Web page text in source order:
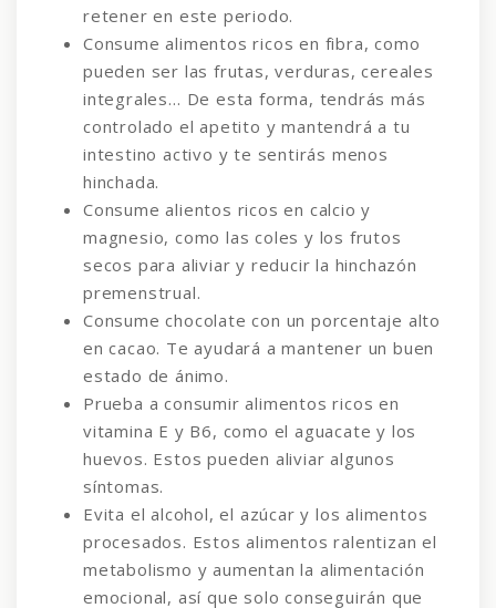
retener en este periodo.
Consume alimentos ricos en fibra, como
pueden ser las frutas, verduras, cereales
integrales… De esta forma, tendrás más
controlado el apetito y mantendrá a tu
intestino activo y te sentirás menos
hinchada.
Consume alientos ricos en calcio y
magnesio, como las coles y los frutos
secos para aliviar y reducir la hinchazón
premenstrual.
Consume chocolate con un porcentaje alto
en cacao. Te ayudará a mantener un buen
estado de ánimo.
Prueba a consumir alimentos ricos en
vitamina E y B6, como el aguacate y los
huevos. Estos pueden aliviar algunos
síntomas.
Evita el alcohol, el azúcar y los alimentos
procesados. Estos alimentos ralentizan el
metabolismo y aumentan la alimentación
emocional, así que solo conseguirán que